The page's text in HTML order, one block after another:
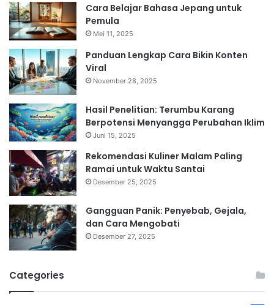
Cara Belajar Bahasa Jepang untuk
Pemula
Mei 11, 2025
Panduan Lengkap Cara Bikin Konten
Viral
November 28, 2025
Hasil Penelitian: Terumbu Karang
Berpotensi Menyangga Perubahan Iklim
Juni 15, 2025
Rekomendasi Kuliner Malam Paling
Ramai untuk Waktu Santai
Desember 25, 2025
Gangguan Panik: Penyebab, Gejala,
dan Cara Mengobati
Desember 27, 2025
Categories